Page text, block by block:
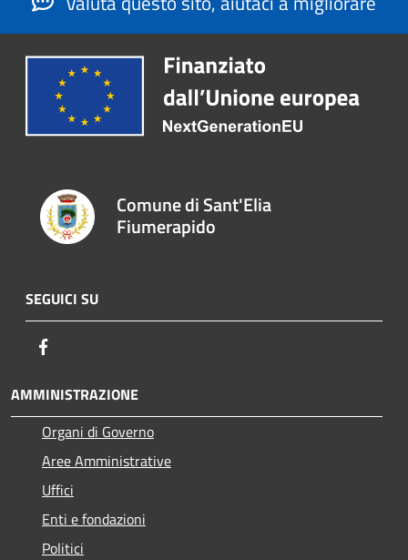
Comune di Sant'Elia
Fiumerapido
SEGUICI SU
AMMINISTRAZIONE
Organi di Governo
Aree Amministrative
Uffici
Enti e fondazioni
Politici